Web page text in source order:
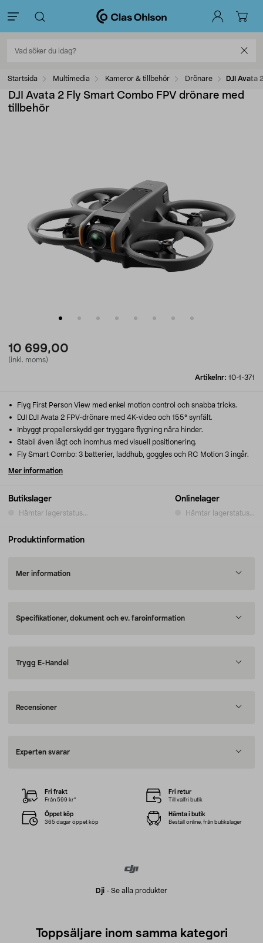
Startsida Multimedia Kameror & tillbehör Drönare DJI Avata
DJI Avata 2 Fly Smart Combo FPV drönare med
tillbehör
10 699,00
(inkl. moms)
Artikelnr: 10-1-371
Butikslager
Hämtar lagerstatus...
Onlinelager
Hämtar lagerstatus...
Flyg First Person View med enkel motion control och snabba tricks.
DJI DJI Avata 2 FPV-drönare med 4K-video och 155° synfält.
Inbyggt propellerskydd ger tryggare flygning nära hinder.
Stabil även lågt och inomhus med visuell positionering.
Fly Smart Combo: 3 batterier, laddhub, goggles och RC Motion 3 ingår.
Mer information
Produktinformation
Mer information
Specifikationer, dokument och ev. faroinformation
Trygg E-Handel
Recensioner
Experten svarar
Dji - Se alla produkter
Fri frakt
Från 599 kr*
Fri retur
Till valfri butik
Öppet köp
365 dagar öppet köp
Hämta i butik
Beställ online, från butikslager
Toppsäljare inom samma kategori